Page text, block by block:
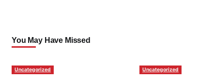
You May Have Missed
Uncategorized Uncategorized